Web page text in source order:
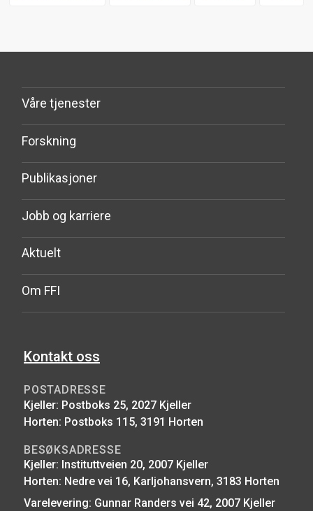
Våre tjenester
Forskning
Publikasjoner
Jobb og karriere
Aktuelt
Om FFI
Kontakt oss
POSTADRESSE
Kjeller: Postboks 25, 2027 Kjeller
Horten: Postboks 115, 3191 Horten
BESØKSADRESSE
Kjeller: Instituttveien 20, 2007 Kjeller
Horten: Nedre vei 16, Karljohansvern, 3183 Horten
Varelevering: Gunnar Randers vei 42, 2007 Kjeller